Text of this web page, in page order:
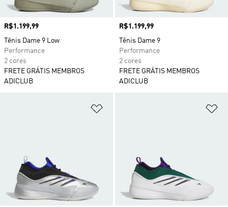
Preço
R$1.199,99
Tênis Dame 9 Low
Performance
2 cores
FRETE GRÁTIS MEMBROS
ADICLUB
Preço
R$1.199,99
Tênis Dame 9
Performance
2 cores
FRETE GRÁTIS MEMBROS
ADICLUB